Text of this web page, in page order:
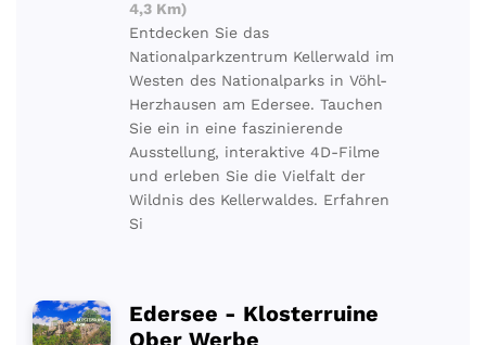
4,3 Km)
Entdecken Sie das
Nationalparkzentrum Kellerwald im
Westen des Nationalparks in Vöhl-
Herzhausen am Edersee. Tauchen
Sie ein in eine faszinierende
Ausstellung, interaktive 4D-Filme
und erleben Sie die Vielfalt der
Wildnis des Kellerwaldes. Erfahren
Si
Edersee - Klosterruine
Ober Werbe